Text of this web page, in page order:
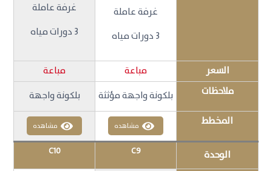
غرفة عاملة
3 دورات مياه
غرفة عاملة
3 دورات مياه
السعر مباعة
مباعة
ملاحظات
بلكونة واجهة مؤثثة
بلكونة واجهة
المخطط
مشاهده مشاهده
الوحدة C9
C10